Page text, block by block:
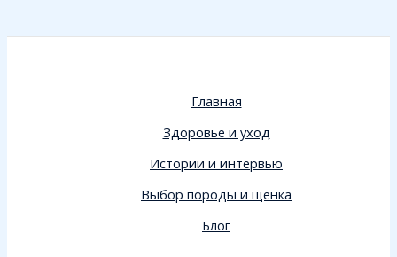
Главная
Здоровье и уход
Истории и интервью
Выбор породы и щенка
Блог